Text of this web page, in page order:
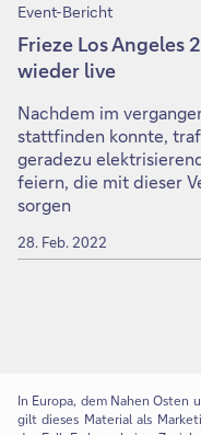
Event-Bericht
Frieze Los Angeles
wieder live
Nachdem im
stattfinden konnte,
geradezu
feiern, die mit dieser
sorgen
28. Feb. 2022
In Europa, dem Nahen Osten
gilt dieses Material als